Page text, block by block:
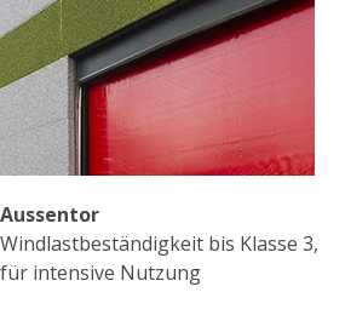
Aussentor
Windlastbeständigkeit bis Klasse 3,
für intensive Nutzung